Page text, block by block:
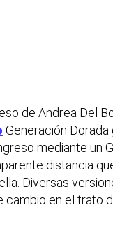
de Andrea Del
Generación
mediante un
distancia
Diversas
cambio en el trato